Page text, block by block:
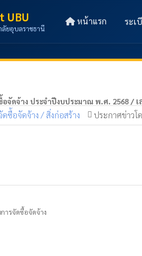
UBU
ยอุบลราชธานี
หน้าแรก ระเ
จัดจ้าง ประจำปีงบประมาณ พ.ศ. 2568 /
ซื้อจัดจ้าง / สิ่งก่อสร้าง
ประกาศข่าวโ
ารจัดซื้อจัดจ้าง